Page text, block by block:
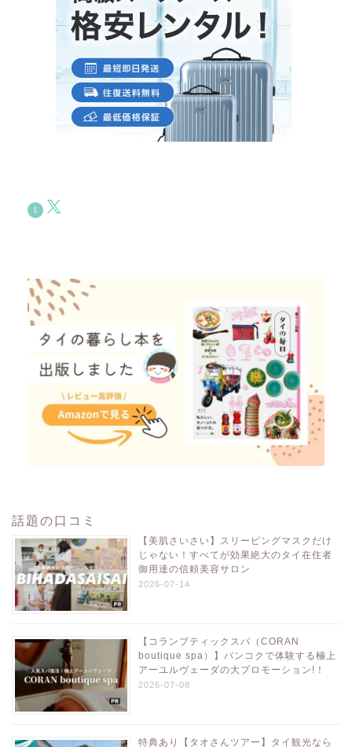
話題の口コミ
【美肌さいさい】スリーピングマスクだけ
じゃない！すべてが効果絶大のタイ在住者
御用達の信頼美容サロン
2026-07-14
【コランブティックスパ（CORAN
boutique spa）】バンコクで体験する極上
アーユルヴェーダの大プロモーション!！
2026-07-08
特典あり【タオさんツアー】タイ観光なら